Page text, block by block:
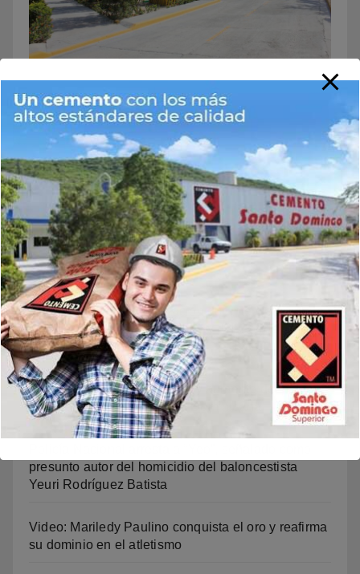
Buscar
Buscar
Noticias Recientes
Carolina Mejía recibe ovación durante clausura de
los Juegos Centroamericanos y del Caribe Santo
Domingo 2026
Indomet prevé pocas lluvias y aumento del polvo
sahariano sobre República Dominicana
presunto autor del homicidio del baloncestista
Yeuri Rodríguez Batista
Video: Mariledy Paulino conquista el oro y reafirma
su dominio en el atletismo